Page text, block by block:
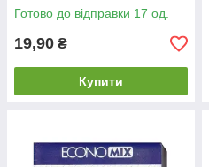
Готово до відправки 17 од.
19,90 ₴
Купити